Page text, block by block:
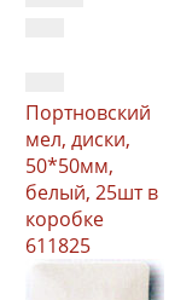
Портновский
мел, диски,
50*50мм,
белый, 25шт в
коробке
611825